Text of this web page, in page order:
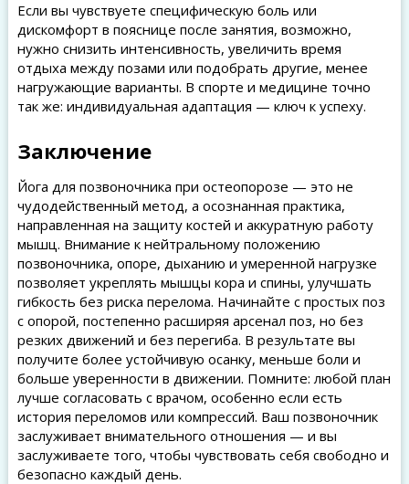
Если вы чувствуете специфическую боль или
дискомфорт в пояснице после занятия, возможно,
нужно снизить интенсивность, увеличить время
отдыха между позами или подобрать другие, менее
нагружающие варианты. В спорте и медицине точно
так же: индивидуальная адаптация — ключ к успеху.
Заключение
Йога для позвоночника при остеопорозе — это не
чудодейственный метод, а осознанная практика,
направленная на защиту костей и аккуратную работу
мышц. Внимание к нейтральному положению
позвоночника, опоре, дыханию и умеренной нагрузке
позволяет укреплять мышцы кора и спины, улучшать
гибкость без риска перелома. Начинайте с простых поз
с опорой, постепенно расширяя арсенал поз, но без
резких движений и без перегиба. В результате вы
получите более устойчивую осанку, меньше боли и
больше уверенности в движении. Помните: любой план
лучше согласовать с врачом, особенно если есть
история переломов или компрессий. Ваш позвоночник
заслуживает внимательного отношения — и вы
заслуживаете того, чтобы чувствовать себя свободно и
безопасно каждый день.